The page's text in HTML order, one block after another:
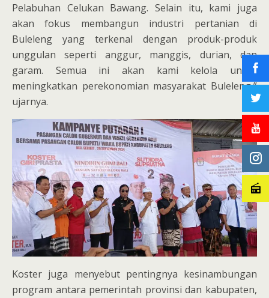
Pelabuhan Celukan Bawang. Selain itu, kami juga
akan fokus membangun industri pertanian di
Buleleng yang terkenal dengan produk-produk
unggulan seperti anggur, manggis, durian, dan
garam. Semua ini akan kami kelola untuk
meningkatkan perekonomian masyarakat Buleleng,”
ujarnya.
Koster juga menyebut pentingnya kesinambungan
program antara pemerintah provinsi dan kabupaten,